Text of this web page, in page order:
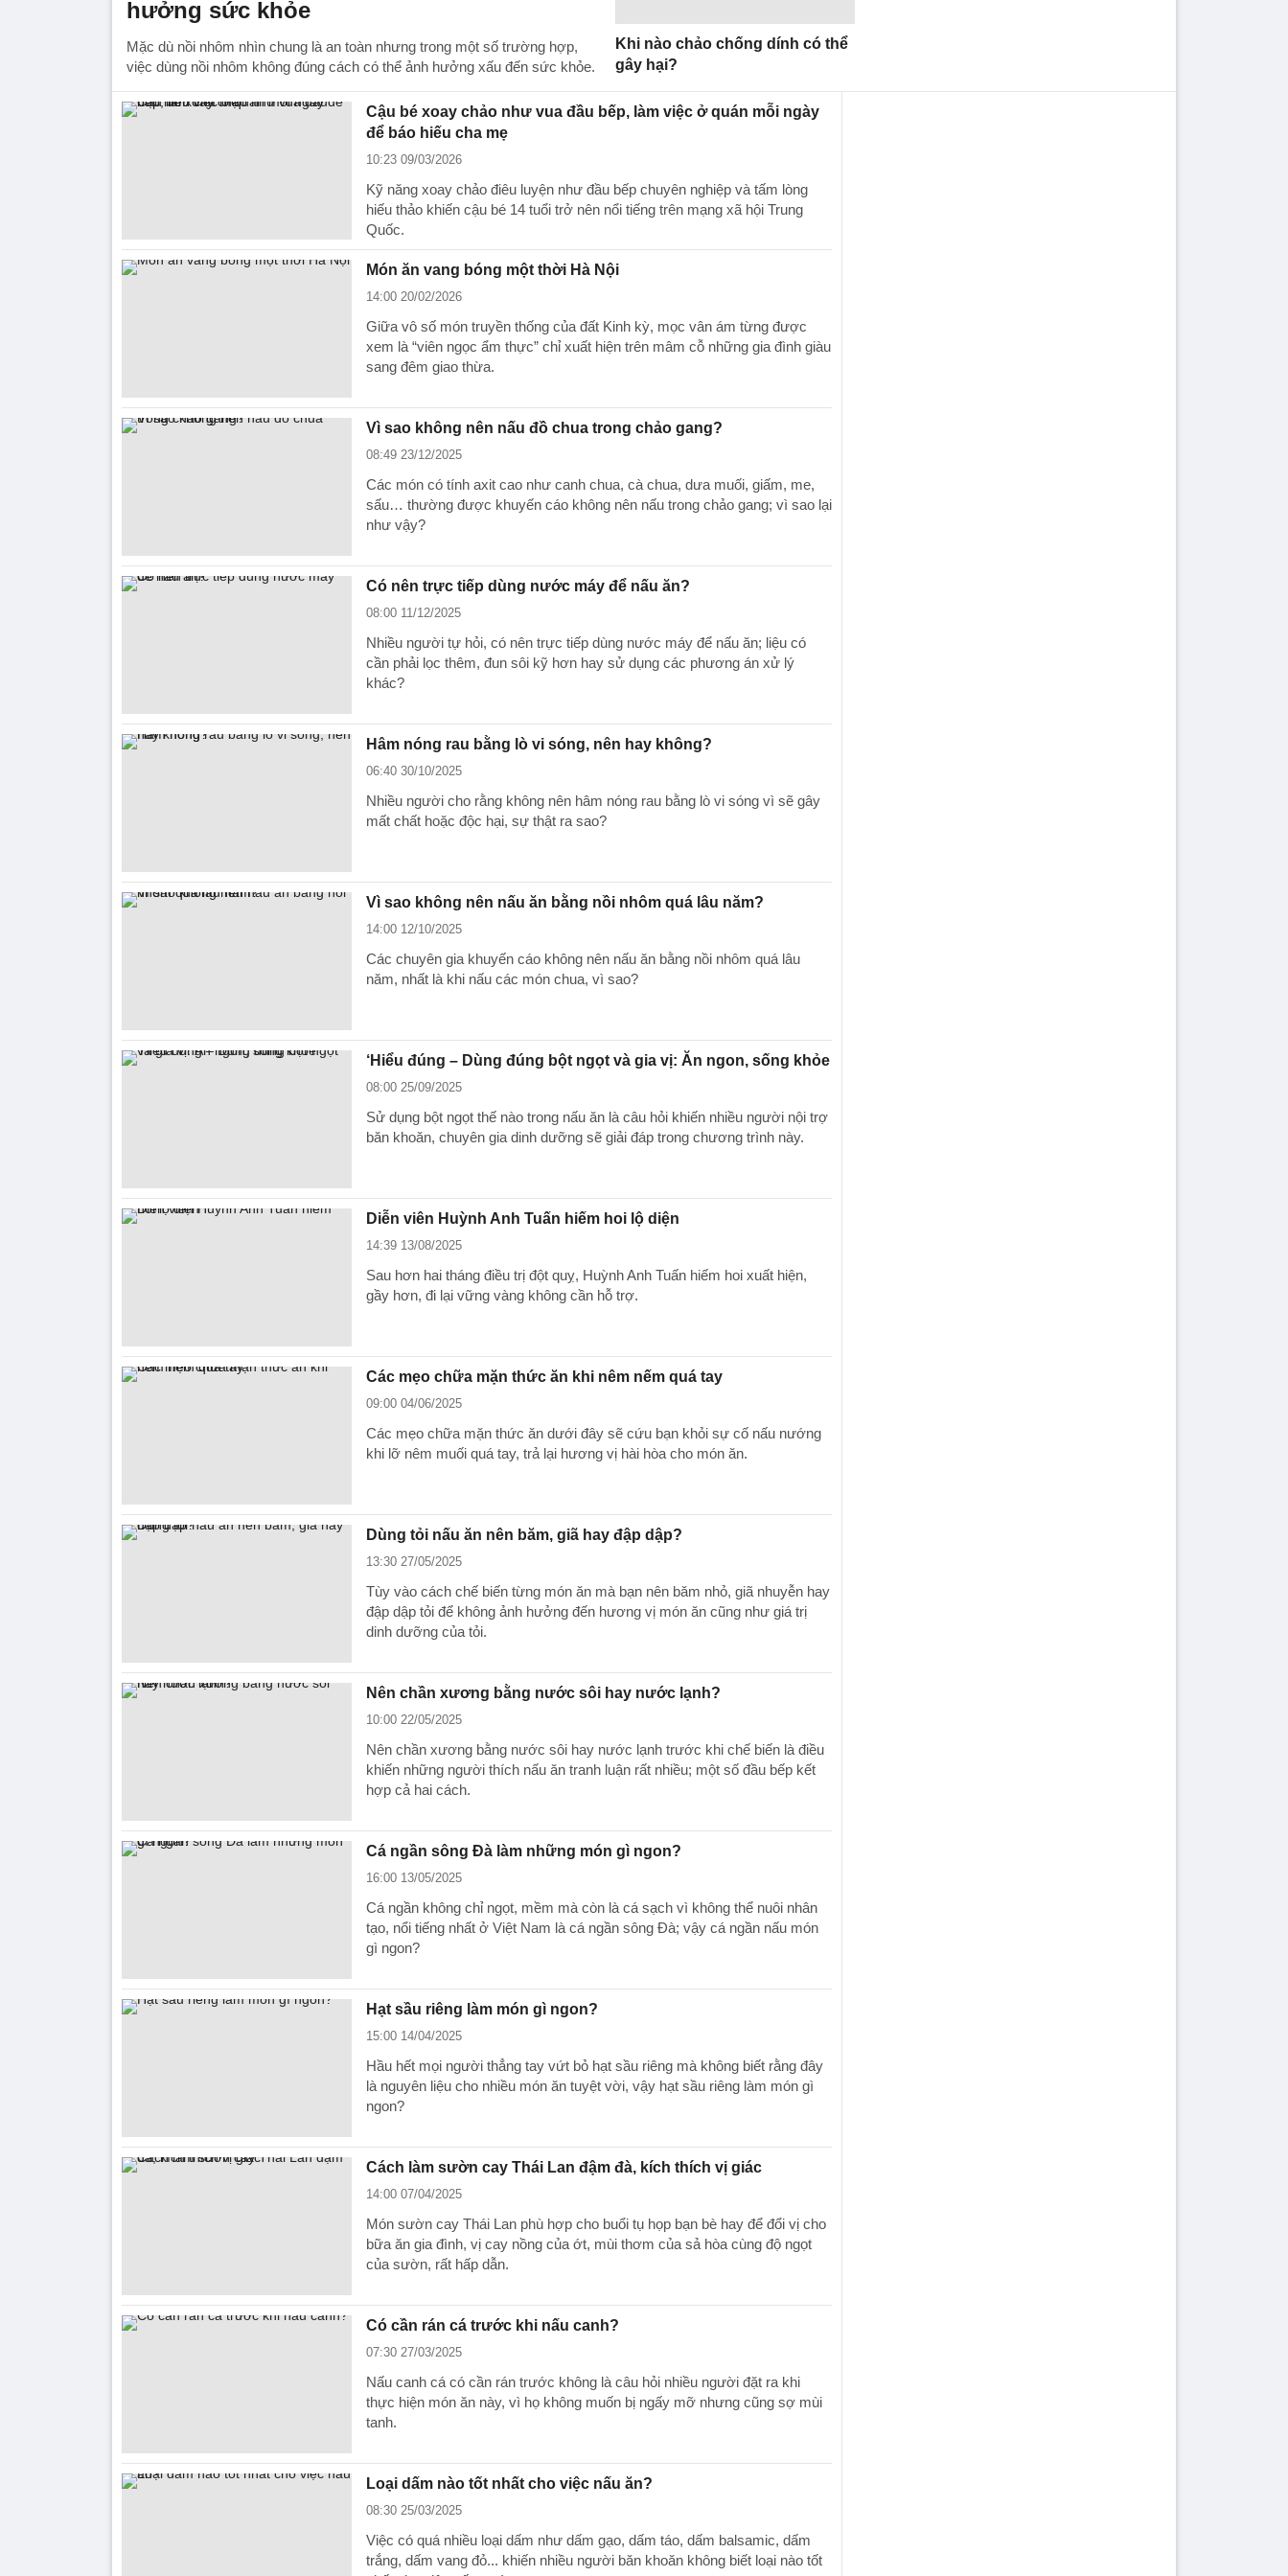
hưởng sức khỏe
Mặc dù nồi nhôm nhìn chung là an toàn nhưng trong một số trường hợp,
việc dùng nồi nhôm không đúng cách có thể ảnh hưởng xấu đến sức khỏe.
Khi nào chảo chống dính có thể
gây hại?
Cậu bé xoay chảo như vua đầu bếp, làm việc ở quán mỗi ngày
để báo hiếu cha mẹ
10:23 09/03/2026
Kỹ năng xoay chảo điêu luyện như đầu bếp chuyên nghiệp và tấm lòng
hiếu thảo khiến cậu bé 14 tuổi trở nên nổi tiếng trên mạng xã hội Trung
Quốc.
Món ăn vang bóng một thời Hà Nội
14:00 20/02/2026
Giữa vô số món truyền thống của đất Kinh kỳ, mọc vân ám từng được
xem là “viên ngọc ẩm thực” chỉ xuất hiện trên mâm cỗ những gia đình giàu
sang đêm giao thừa.
Vì sao không nên nấu đồ chua trong chảo gang?
08:49 23/12/2025
Các món có tính axit cao như canh chua, cà chua, dưa muối, giấm, me,
sấu… thường được khuyến cáo không nên nấu trong chảo gang; vì sao lại
như vậy?
Có nên trực tiếp dùng nước máy để nấu ăn?
08:00 11/12/2025
Nhiều người tự hỏi, có nên trực tiếp dùng nước máy để nấu ăn; liệu có
cần phải lọc thêm, đun sôi kỹ hơn hay sử dụng các phương án xử lý
khác?
Hâm nóng rau bằng lò vi sóng, nên hay không?
06:40 30/10/2025
Nhiều người cho rằng không nên hâm nóng rau bằng lò vi sóng vì sẽ gây
mất chất hoặc độc hại, sự thật ra sao?
Vì sao không nên nấu ăn bằng nồi nhôm quá lâu năm?
14:00 12/10/2025
Các chuyên gia khuyến cáo không nên nấu ăn bằng nồi nhôm quá lâu
năm, nhất là khi nấu các món chua, vì sao?
‘Hiểu đúng – Dùng đúng bột ngọt và gia vị: Ăn ngon, sống khỏe
08:00 25/09/2025
Sử dụng bột ngọt thế nào trong nấu ăn là câu hỏi khiến nhiều người nội trợ
băn khoăn, chuyên gia dinh dưỡng sẽ giải đáp trong chương trình này.
Diễn viên Huỳnh Anh Tuấn hiếm hoi lộ diện
14:39 13/08/2025
Sau hơn hai tháng điều trị đột quỵ, Huỳnh Anh Tuấn hiếm hoi xuất hiện,
gầy hơn, đi lại vững vàng không cần hỗ trợ.
Các mẹo chữa mặn thức ăn khi nêm nếm quá tay
09:00 04/06/2025
Các mẹo chữa mặn thức ăn dưới đây sẽ cứu bạn khỏi sự cố nấu nướng
khi lỡ nêm muối quá tay, trả lại hương vị hài hòa cho món ăn.
Dùng tỏi nấu ăn nên băm, giã hay đập dập?
13:30 27/05/2025
Tùy vào cách chế biến từng món ăn mà bạn nên băm nhỏ, giã nhuyễn hay
đập dập tỏi để không ảnh hưởng đến hương vị món ăn cũng như giá trị
dinh dưỡng của tỏi.
Nên chần xương bằng nước sôi hay nước lạnh?
10:00 22/05/2025
Nên chần xương bằng nước sôi hay nước lạnh trước khi chế biến là điều
khiến những người thích nấu ăn tranh luận rất nhiều; một số đầu bếp kết
hợp cả hai cách.
Cá ngần sông Đà làm những món gì ngon?
16:00 13/05/2025
Cá ngần không chỉ ngọt, mềm mà còn là cá sạch vì không thể nuôi nhân
tạo, nổi tiếng nhất ở Việt Nam là cá ngần sông Đà; vậy cá ngần nấu món
gì ngon?
Hạt sầu riêng làm món gì ngon?
15:00 14/04/2025
Hầu hết mọi người thẳng tay vứt bỏ hạt sầu riêng mà không biết rằng đây
là nguyên liệu cho nhiều món ăn tuyệt vời, vậy hạt sầu riêng làm món gì
ngon?
Cách làm sườn cay Thái Lan đậm đà, kích thích vị giác
14:00 07/04/2025
Món sườn cay Thái Lan phù hợp cho buổi tụ họp bạn bè hay để đổi vị cho
bữa ăn gia đình, vị cay nồng của ớt, mùi thơm của sả hòa cùng độ ngọt
của sườn, rất hấp dẫn.
Có cần rán cá trước khi nấu canh?
07:30 27/03/2025
Nấu canh cá có cần rán trước không là câu hỏi nhiều người đặt ra khi
thực hiện món ăn này, vì họ không muốn bị ngấy mỡ nhưng cũng sợ mùi
tanh.
Loại dấm nào tốt nhất cho việc nấu ăn?
08:30 25/03/2025
Việc có quá nhiều loại dấm như dấm gạo, dấm táo, dấm balsamic, dấm
trắng, dấm vang đỏ... khiến nhiều người băn khoăn không biết loại nào tốt